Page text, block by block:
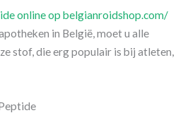
online op belgianroidshop.com/
in België, moet u alle
stof, die erg populair is bij atleten,